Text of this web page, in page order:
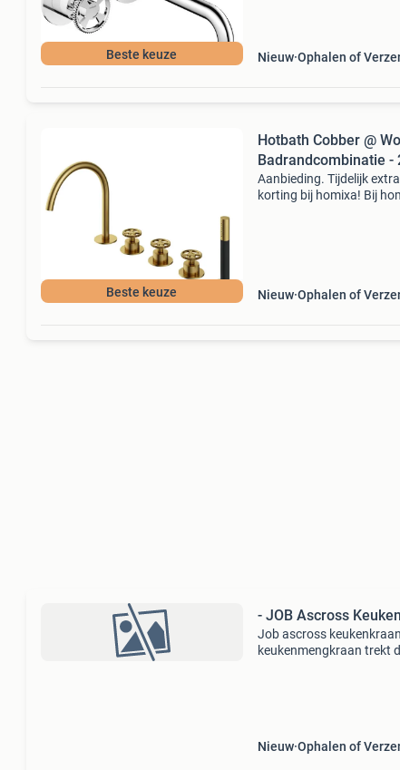
Beste keuze Nieuw Ophalen of
Beste keuze
Hotbath Cobber @
Badrandcombinatie -
Aanbieding. Tijdelijk
korting bij homixa! Bij
Nieuw Ophalen of
- JOB Ascross
Job ascross
keukenmengkraan trekt
Nieuw Ophalen of